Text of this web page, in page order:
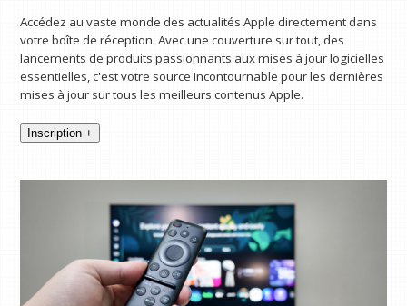
Accédez au vaste monde des actualités Apple directement dans
votre boîte de réception. Avec une couverture sur tout, des
lancements de produits passionnants aux mises à jour logicielles
essentielles, c'est votre source incontournable pour les dernières
mises à jour sur tous les meilleurs contenus Apple.
Inscription +